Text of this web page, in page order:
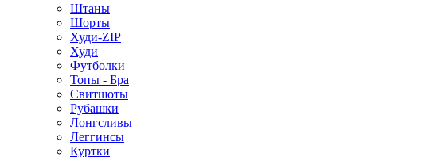
Штаны
Шорты
Худи-ZIP
Худи
Футболки
Топы - Бра
Свитшоты
Рубашки
Лонгсливы
Леггинсы
Куртки